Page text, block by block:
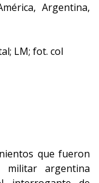
Argentina,
LM; fot. col
que fueron
militar argentina